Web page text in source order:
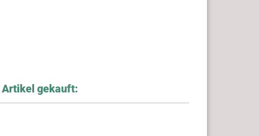
Artikel gekauft: